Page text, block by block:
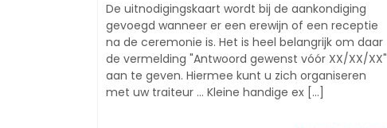
De uitnodigingskaart wordt bij de aankondiging
gevoegd wanneer er een erewijn of een receptie
na de ceremonie is. Het is heel belangrijk om daar
de vermelding "Antwoord gewenst vóór XX/XX/XX"
aan te geven. Hiermee kunt u zich organiseren
met uw traiteur ... Kleine handige ex [...]